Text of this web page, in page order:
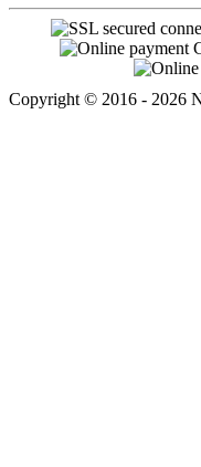
Copyright © 2016 - 2026